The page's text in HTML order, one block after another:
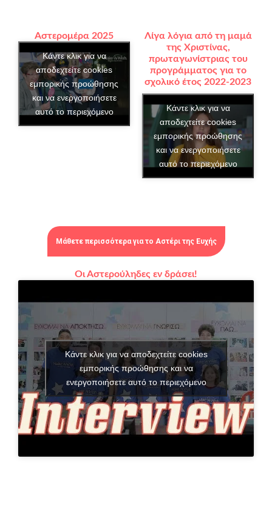
Αστερομέρα 2025
Κάντε κλικ για να
αποδεχτείτε cookies
εμπορικής προώθησης
και να ενεργοποιήσετε
αυτό το περιεχόμενο
Λίγα λόγια από τη μαμά
της Χριστίνας,
πρωταγωνίστριας του
προγράμματος για το
σχολικό έτος 2022-2023
Κάντε κλικ για να
αποδεχτείτε cookies
εμπορικής προώθησης
και να ενεργοποιήσετε
αυτό το περιεχόμενο
Μάθετε περισσότερα για το Αστέρι της Ευχής
Οι Αστερούληδες εν δράσει!
Κάντε κλικ για να αποδεχτείτε cookies
εμπορικής προώθησης και να
ενεργοποιήσετε αυτό το περιεχόμενο